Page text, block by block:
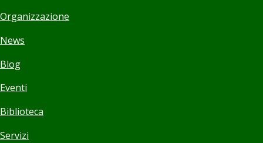
Organizzazione
News
Blog
Eventi
Biblioteca
Servizi